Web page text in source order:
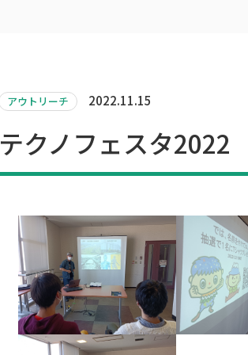
アウトリーチ 2022.11.15
テクノフェスタ